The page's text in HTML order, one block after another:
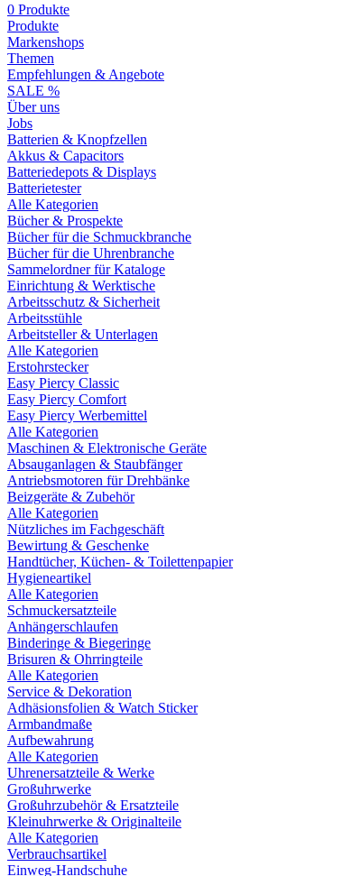
0 Produkte
Produkte
Markenshops
Themen
Empfehlungen & Angebote
SALE %
Über uns
Jobs
Batterien & Knopfzellen
Akkus & Capacitors
Batteriedepots & Displays
Batterietester
Alle Kategorien
Bücher & Prospekte
Bücher für die Schmuckbranche
Bücher für die Uhrenbranche
Sammelordner für Kataloge
Einrichtung & Werktische
Arbeitsschutz & Sicherheit
Arbeitsstühle
Arbeitsteller & Unterlagen
Alle Kategorien
Erstohrstecker
Easy Piercy Classic
Easy Piercy Comfort
Easy Piercy Werbemittel
Alle Kategorien
Maschinen & Elektronische Geräte
Absauganlagen & Staubfänger
Antriebsmotoren für Drehbänke
Beizgeräte & Zubehör
Alle Kategorien
Nützliches im Fachgeschäft
Bewirtung & Geschenke
Handtücher, Küchen- & Toilettenpapier
Hygieneartikel
Alle Kategorien
Schmuckersatzteile
Anhängerschlaufen
Binderinge & Biegeringe
Brisuren & Ohrringteile
Alle Kategorien
Service & Dekoration
Adhäsionsfolien & Watch Sticker
Armbandmaße
Aufbewahrung
Alle Kategorien
Uhrenersatzteile & Werke
Großuhrwerke
Großuhrzubehör & Ersatzteile
Kleinuhrwerke & Originalteile
Alle Kategorien
Verbrauchsartikel
Einweg-Handschuhe